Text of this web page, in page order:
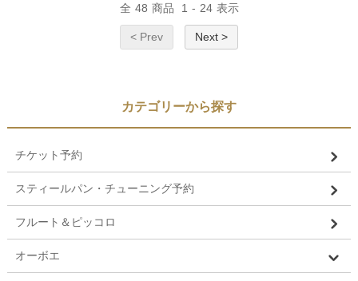
全 48 商品 1 - 24 表示
< Prev Next >
カテゴリーから探す
チケット予約
スティールパン・チューニング予約
フルート＆ピッコロ
オーボエ